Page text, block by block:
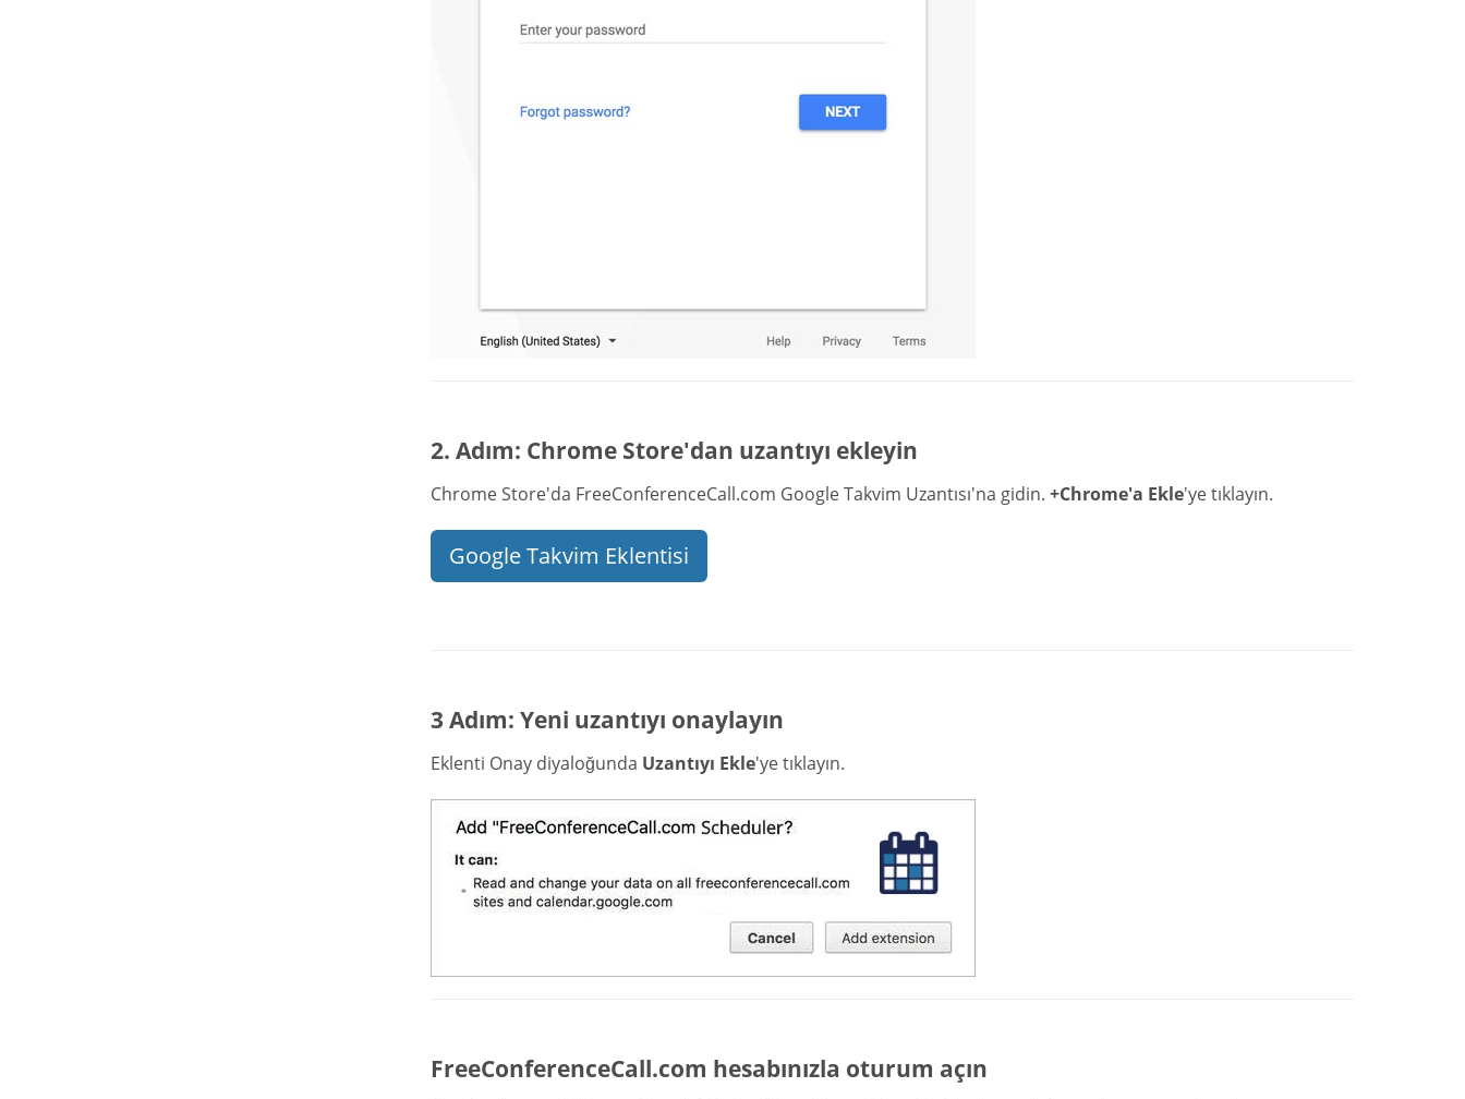
2. Adım: Chrome Store'dan uzantıyı ekleyin
Chrome Store'da FreeConferenceCall.com Google Takvim Uzantısı'na gidin. +Chrome'a Ekle'ye tıklayın.
Google Takvim Eklentisi
3 Adım: Yeni uzantıyı onaylayın
Eklenti Onay diyaloğunda Uzantıyı Ekle'ye tıklayın.
FreeConferenceCall.com hesabınızla oturum açın